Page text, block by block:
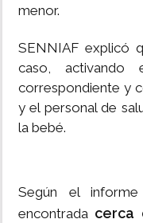
menor.
SENNIAF explicó
caso, activando
correspondiente y
y el personal de
la bebé.
Según el
encontrada cerca